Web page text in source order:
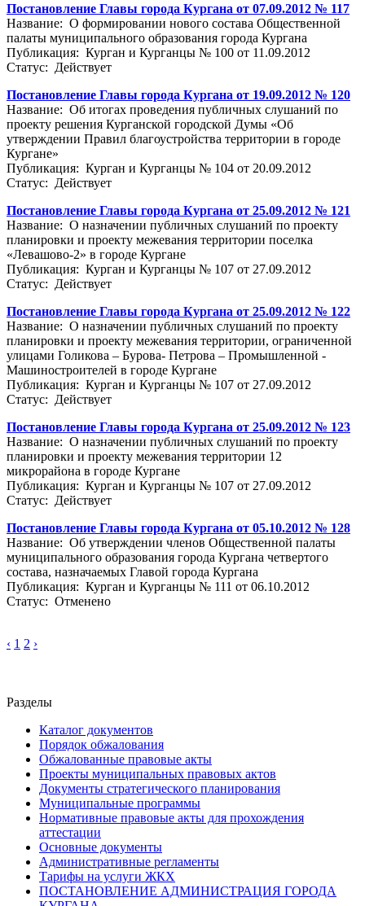
Постановление Главы города Кургана от 07.09.2012 № 117
Название: О формировании нового состава Общественной
палаты муниципального образования города Кургана
Публикация: Курган и Курганцы № 100 от 11.09.2012
Статус: Действует
Постановление Главы города Кургана от 19.09.2012 № 120
Название: Об итогах проведения публичных слушаний по
проекту решения Курганской городской Думы «Об
утверждении Правил благоустройства территории в городе
Кургане»
Публикация: Курган и Курганцы № 104 от 20.09.2012
Статус: Действует
Постановление Главы города Кургана от 25.09.2012 № 121
Название: О назначении публичных слушаний по проекту
планировки и проекту межевания территории поселка
«Левашово-2» в городе Кургане
Публикация: Курган и Курганцы № 107 от 27.09.2012
Статус: Действует
Постановление Главы города Кургана от 25.09.2012 № 122
Название: О назначении публичных слушаний по проекту
планировки и проекту межевания территории, ограниченной
улицами Голикова – Бурова- Петрова – Промышленной -
Машиностроителей в городе Кургане
Публикация: Курган и Курганцы № 107 от 27.09.2012
Статус: Действует
Постановление Главы города Кургана от 25.09.2012 № 123
Название: О назначении публичных слушаний по проекту
планировки и проекту межевания территории 12
микрорайона в городе Кургане
Публикация: Курган и Курганцы № 107 от 27.09.2012
Статус: Действует
Постановление Главы города Кургана от 05.10.2012 № 128
Название: Об утверждении членов Общественной палаты
муниципального образования города Кургана четвертого
состава, назначаемых Главой города Кургана
Публикация: Курган и Курганцы № 111 от 06.10.2012
Статус: Отменено
‹ 1 2 ›
Разделы
Каталог документов
Порядок обжалования
Обжалованные правовые акты
Проекты муниципальных правовых актов
Документы стратегического планирования
Муниципальные программы
Нормативные правовые акты для прохождения
аттестации
Основные документы
Административные регламенты
Тарифы на услуги ЖКХ
ПОСТАНОВЛЕНИЕ АДМИНИСТРАЦИЯ ГОРОДА